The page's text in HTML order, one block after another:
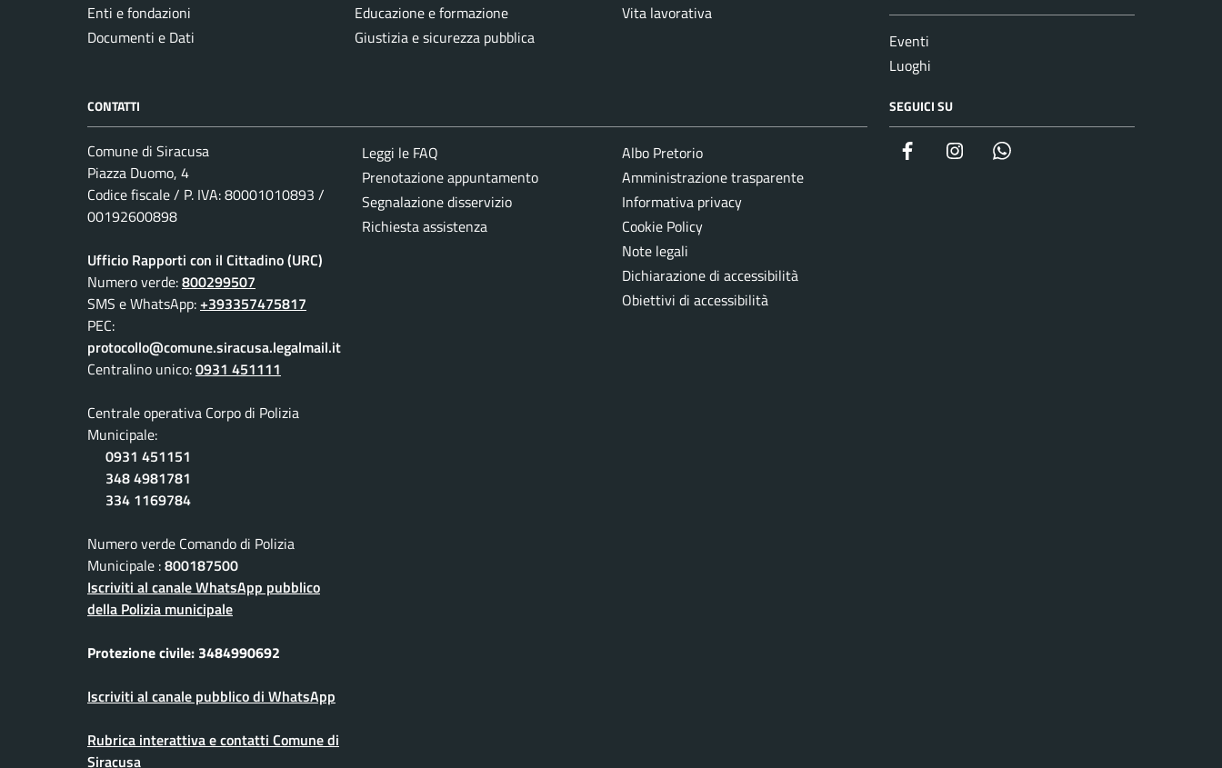
Enti e fondazioni
Documenti e Dati
Educazione e formazione
Giustizia e sicurezza pubblica
Vita lavorativa
Eventi
Luoghi
CONTATTI
Comune di Siracusa
Piazza Duomo, 4
Codice fiscale / P. IVA: 80001010893 /
00192600898
Ufficio Rapporti con il Cittadino (URC)
Numero verde:800299507
SMS e WhatsApp:+393357475817
PEC:
protocollo@comune.siracusa.legalmail.it
Centralino unico:0931 451111
Centrale operativa Corpo di Polizia
Municipale:
0931 451151
348 4981781
334 1169784
Numero verde Comando di Polizia
Municipale :800187500
Iscriviti al canale WhatsApp pubblico
della Polizia municipale
Protezione civile: 3484990692
Iscriviti al canale pubblico di WhatsApp
Rubrica interattiva e contatti Comune di
Siracusa
Leggi le FAQ
Prenotazione appuntamento
Segnalazione disservizio
Richiesta assistenza
Albo Pretorio
Amministrazione trasparente
Informativa privacy
Cookie Policy
Note legali
Dichiarazione di accessibilità
Obiettivi di accessibilità
SEGUICI SU
Facebook Instagram